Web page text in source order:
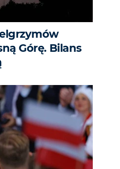
Górę. Bilans